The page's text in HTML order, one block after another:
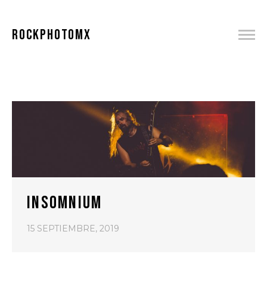
ROCKPHOTOMX
INSOMNIUM
15 SEPTIEMBRE, 2019